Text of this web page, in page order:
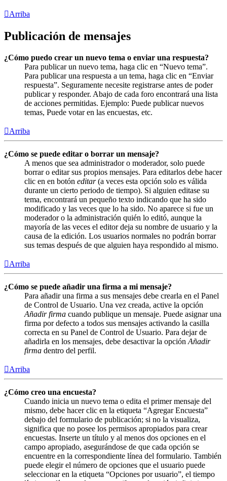
Arriba
Publicación de mensajes
¿Cómo puedo crear un nuevo tema o enviar una respuesta?
Para publicar un nuevo tema, haga clic en “Nuevo tema”.
Para publicar una respuesta a un tema, haga clic en “Enviar
respuesta”. Seguramente necesite registrarse antes de poder
publicar y responder. Abajo de cada foro encontrará una lista
de acciones permitidas. Ejemplo: Puede publicar nuevos
temas, Puede votar en las encuestas, etc.
Arriba
¿Cómo se puede editar o borrar un mensaje?
A menos que sea administrador o moderador, solo puede
borrar o editar sus propios mensajes. Para editarlos debe hacer
clic en en botón editar(a veces esta opción solo es válida
durante un cierto periodo de tiempo). Si alguien editase su
tema, encontrará un pequeño texto indicando que ha sido
modificado y las veces que lo ha sido. No aparece si fue un
moderador o la administración quién lo editó, aunque la
mayoría de las veces el editor deja su nombre de usuario y la
causa de la edición. Los usuarios normales no podrán borrar
sus temas después de que alguien haya respondido al mismo.
Arriba
¿Cómo se puede añadir una firma a mi mensaje?
Para añadir una firma a sus mensajes debe crearla en el Panel
de Control de Usuario. Una vez creada, active la opción
Añadir firma cuando publique un mensaje. Puede asignar una
firma por defecto a todos sus mensajes activando la casilla
correcta en su Panel de Control de Usuario. Para dejar de
añadirla en los mensajes, debe desactivar la opción Añadir
firma dentro del perfil.
Arriba
¿Cómo creo una encuesta?
Cuando inicia un nuevo tema o edita el primer mensaje del
mismo, debe hacer clic en la etiqueta “Agregar Encuesta”
debajo del formulario de publicación; si no la visualiza,
significa que no posee los permisos apropiados para crear
encuestas. Inserte un título y al menos dos opciones en el
campo apropiado, asegurándose de que cada opción se
encuentre en la correspondiente línea del formulario. También
puede elegir el número de opciones que el usuario puede
seleccionar en la etiqueta “Opciones por usuario”, el tiempo